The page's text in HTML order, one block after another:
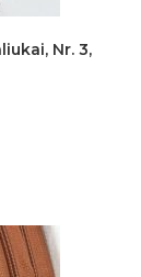
Nr. 3,